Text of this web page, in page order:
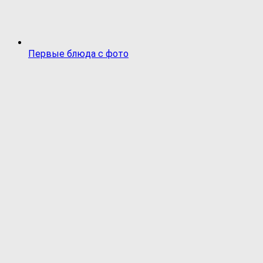
Первые блюда с фото